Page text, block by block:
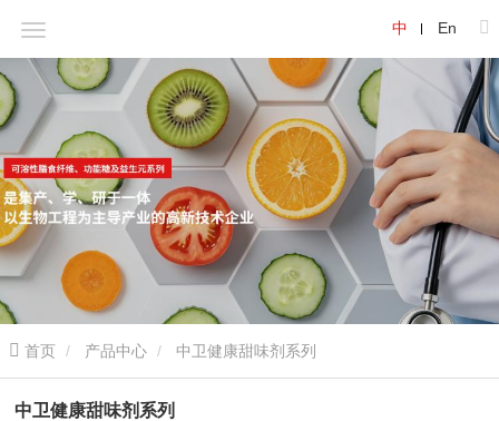
中 En
首页 产品中心 中卫健康甜味剂系列
中卫健康甜味剂系列